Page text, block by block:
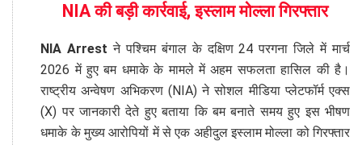
NIA की बड़ी कार्रवाई, इस्लाम मोल्ला गिरफ्तार
NIA Arrest ने पश्चिम बंगाल के दक्षिण 24 परगना जिले में मार्च
2026 में हुए बम धमाके के मामले में अहम सफलता हासिल की है।
राष्ट्रीय अन्वेषण अभिकरण (NIA) ने सोशल मीडिया प्लेटफॉर्म एक्स
(X) पर जानकारी देते हुए बताया कि बम बनाते समय हुए इस भीषण
धमाके के मुख्य आरोपियों में से एक अहीदुल इस्लाम मोल्ला को गिरफ्तार